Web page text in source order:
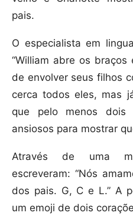
pais.
O especialista em
“William abre os
de envolver seus filhos
cerca todos eles, mas
que pelo menos
ansiosos para mostrar
Através de uma
escreveram: “Nós
dos pais. G, C e L.” A
um emoji de dois